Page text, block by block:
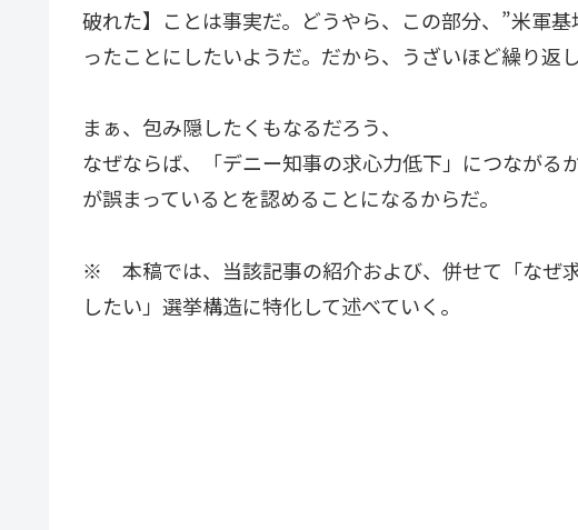
破れた】ことは事実だ。どうやら、この部分、”米軍
ったことにしたいようだ。だから、うざいほど繰り返
まぁ、包み隠したくもなるだろう、
なぜならば、「デニー知事の求心力低下」につながる
が誤まっているとを認めることになるからだ。
※ 本稿では、当該記事の紹介および、併せて「なぜ
したい」選挙構造に特化して述べていく。